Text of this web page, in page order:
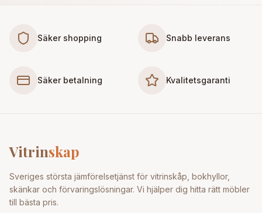
Säker shopping Snabb leverans
Säker betalning Kvalitetsgaranti
Vitrinskap
Sveriges största jämförelsetjänst för vitrinskåp, bokhyllor,
skänkar och förvaringslösningar. Vi hjälper dig hitta rätt möbler
till bästa pris.